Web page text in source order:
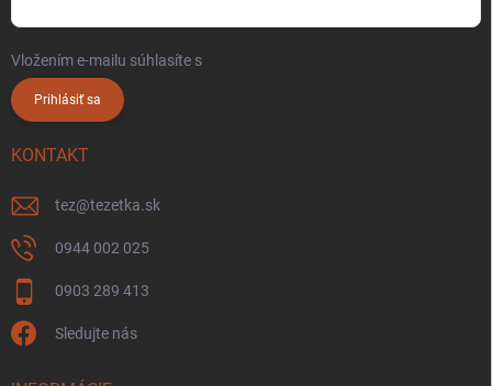
Vložením e-mailu súhlasíte s
Prihlásiť sa
KONTAKT
tez@tezetka.sk
0944 002 025
0903 289 413
Sledujte nás